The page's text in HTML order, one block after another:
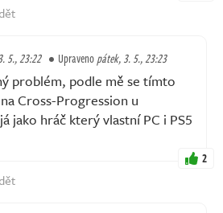
5., 23:22 Upravenopátek, 3. 5., 23:23
problém, podle mě se tímto
Cross-Progression u
jako hráč který vlastní PC i PS5
2